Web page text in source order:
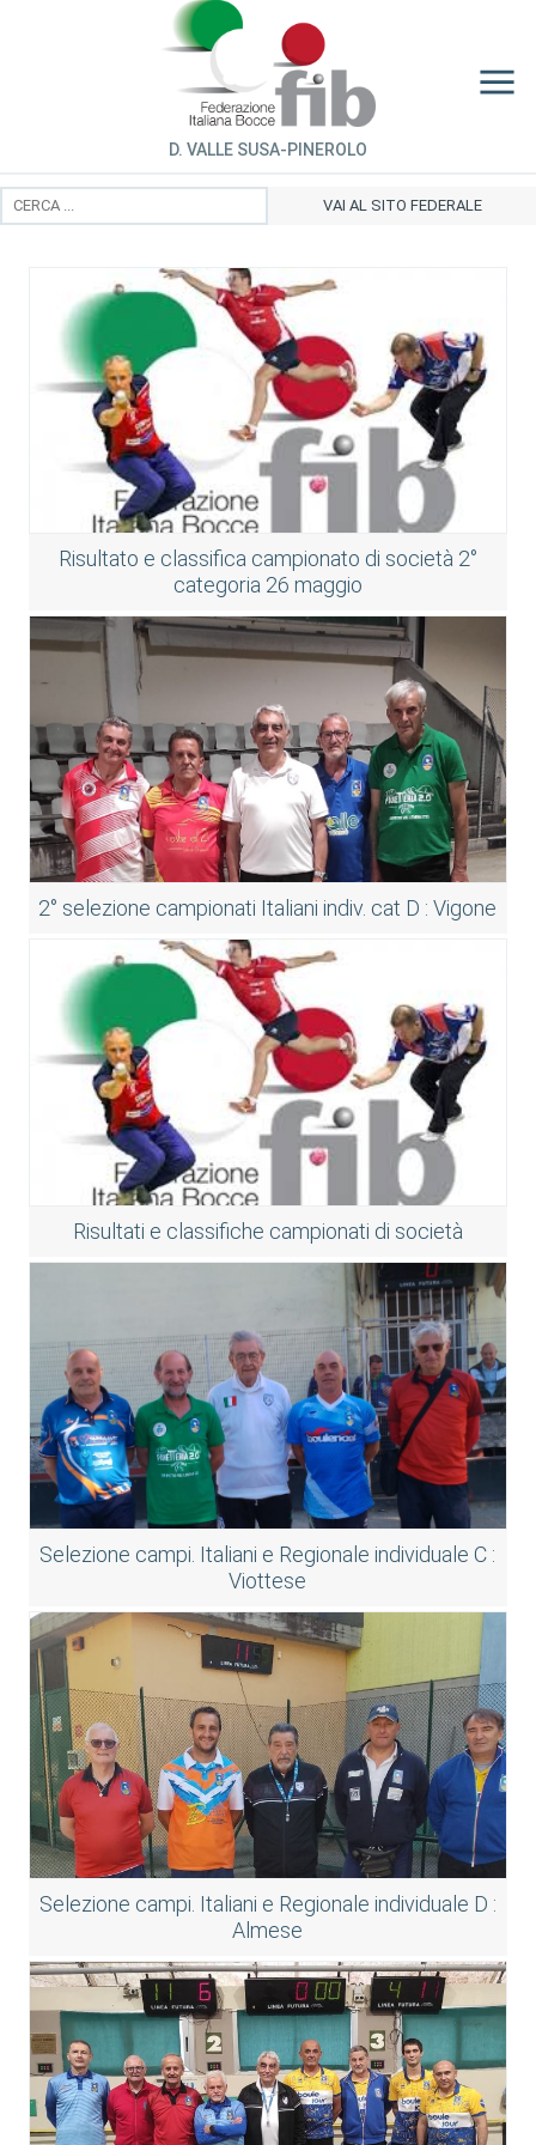
D. VALLE SUSA-PINEROLO
VAI AL SITO FEDERALE
Risultato e classifica campionato di società 2°
categoria 26 maggio
2° selezione campionati Italiani indiv. cat D : Vigone
Risultati e classifiche campionati di società
Selezione campi. Italiani e Regionale individuale C :
Viottese
Selezione campi. Italiani e Regionale individuale D :
Almese